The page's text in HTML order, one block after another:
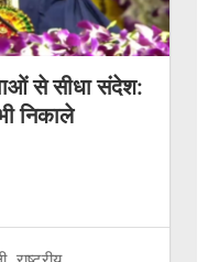
से सीधा संदेश:
निकाले